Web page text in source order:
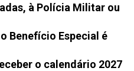
à Polícia Militar ou
Benefício Especial é
o calendário 2027